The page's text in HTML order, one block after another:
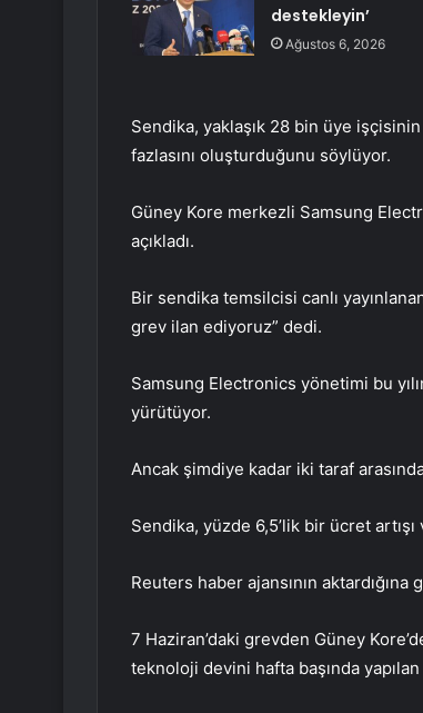
destekleyin’
Ağustos 6, 2026
Sendika, yaklaşık 28 bin üye
fazlasını oluşturduğunu söylüyor.
Güney Kore merkezli Samsung
açıkladı.
Bir sendika temsilcisi canlı
grev ilan ediyoruz” dedi.
Samsung Electronics yönetimi bu
yürütüyor.
Ancak şimdiye kadar iki taraf
Sendika, yüzde 6,5’lik bir ücret
Reuters haber ajansının
7 Haziran’daki grevden Güney
teknoloji devini hafta başında